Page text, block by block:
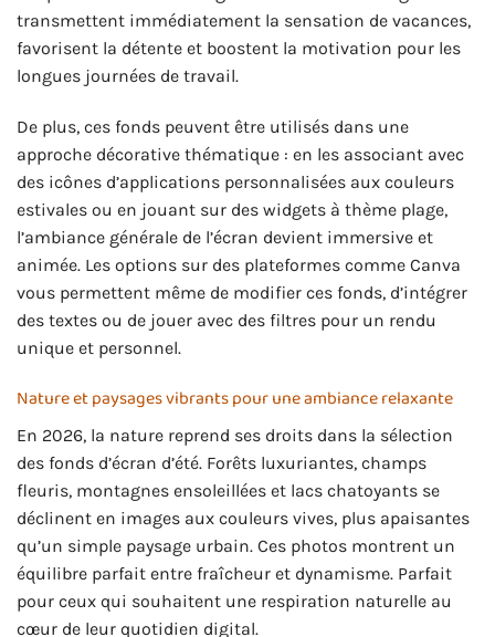
transmettent immédiatement la sensation de vacances,
favorisent la détente et boostent la motivation pour les
longues journées de travail.
De plus, ces fonds peuvent être utilisés dans une
approche décorative thématique : en les associant avec
des icônes d’applications personnalisées aux couleurs
estivales ou en jouant sur des widgets à thème plage,
l’ambiance générale de l’écran devient immersive et
animée. Les options sur des plateformes comme Canva
vous permettent même de modifier ces fonds, d’intégrer
des textes ou de jouer avec des filtres pour un rendu
unique et personnel.
Nature et paysages vibrants pour une ambiance relaxante
En 2026, la nature reprend ses droits dans la sélection
des fonds d’écran d’été. Forêts luxuriantes, champs
fleuris, montagnes ensoleillées et lacs chatoyants se
déclinent en images aux couleurs vives, plus apaisantes
qu’un simple paysage urbain. Ces photos montrent un
équilibre parfait entre fraîcheur et dynamisme. Parfait
pour ceux qui souhaitent une respiration naturelle au
cœur de leur quotidien digital.